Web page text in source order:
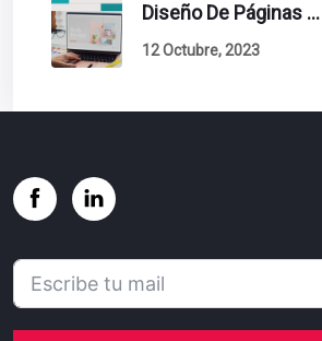
Diseño De Páginas Web. Esto Debe Tener Un Sitio Exitoso.
12 Octubre, 2023